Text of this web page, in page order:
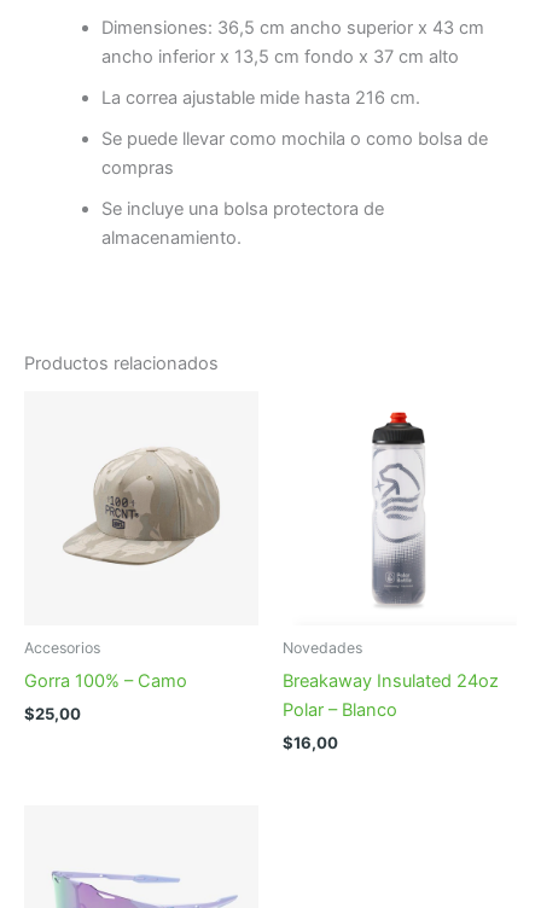
Dimensiones: 36,5 cm ancho superior x 43 cm
ancho inferior x 13,5 cm fondo x 37 cm alto
La correa ajustable mide hasta 216 cm.
Se puede llevar como mochila o como bolsa de
compras
Se incluye una bolsa protectora de
almacenamiento.
Productos relacionados
Accesorios
Gorra 100% – Camo
$25,00
Novedades
Breakaway Insulated 24oz
Polar – Blanco
$16,00